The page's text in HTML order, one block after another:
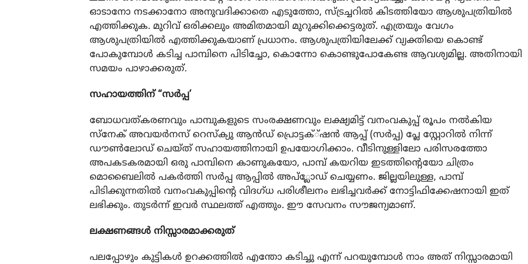
ഓടാനോ നടക്കാനോ അനുവദിക്കാതെ എടുത്തോ, സ്ട്രച്ചറില്‍ കിടത്തിയോ ആശുപത്രിയില്‍
എത്തിക്കുക. മുറിവ് ഒരിക്കലും അമിതമായി മുറുക്കിക്കെട്ടരുത്. എത്രയും വേഗം
ആശുപത്രിയില്‍ എത്തിക്കുകയാണ് പ്രധാനം. ആശുപത്രിയിലേക്ക് വ്യക്തിയെ കൊണ്ട്
പോകുമ്പോള്‍ കടിച്ച പാമ്പിനെ പിടിച്ചോ, കൊന്നോ കൊണ്ടുപോകേണ്ട ആവശ്യമില്ല. അതിനായി
സമയം പാഴാക്കരുത്.
സഹായത്തിന് “സര്‍പ്പ’
ബോധവത്കരണവും പാമ്പുകളുടെ സംരക്ഷണവും ലക്ഷ്യമിട്ട് വനംവകുപ്പ് രൂപം നല്‍കിയ
സ്നേക് അവയര്‍നസ് റെസ്‌ക്യു ആന്‍ഡ് പ്രൊട്ടക്്ഷന്‍ ആപ്പ് (സര്‍പ്പ) പ്ലേ സ്റ്റോറില്‍ നിന്ന്
ഡൗണ്‍ലോഡ് ചെയ്ത് സഹായത്തിനായി ഉപയോഗിക്കാം. വീടിനുള്ളിലോ പരിസരത്തോ
അപകടകരമായി ഒരു പാമ്പിനെ കാണുകയോ, പാമ്പ് കയറിയ ഇടത്തിന്റെയോ ചിത്രം
മൊബൈലില്‍ പകര്‍ത്തി സര്‍പ്പ ആപ്പില്‍ അപ്്ലോഡ് ചെയ്യണം. ജില്ലയിലുള്ള, പാമ്പ്
പിടിക്കുന്നതില്‍ വനംവകുപ്പിന്റെ വിദഗ്ധ പരിശീലനം ലഭിച്ചവര്‍ക്ക് നോട്ടിഫിക്കേഷനായി ഇത്
ലഭിക്കും. തുടര്‍ന്ന് ഇവര്‍ സ്ഥലത്ത് എത്തും. ഈ സേവനം സൗജന്യമാണ്.
ലക്ഷണങ്ങള്‍ നിസ്സാരമാക്കരുത്
പലപ്പോഴും കുട്ടികള്‍ ഉറക്കത്തില്‍ എന്തോ കടിച്ചു എന്ന് പറയുമ്പോള്‍ നാം അത് നിസ്സാരമായി